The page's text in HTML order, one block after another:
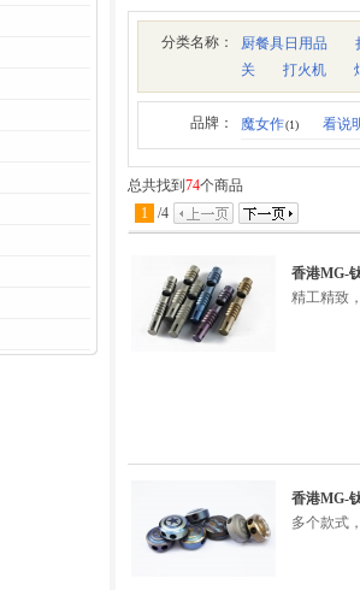
分类名称： 厨餐具日用品
关
打火机
品牌： 魔女作(1) 看说
总共找到 74个商品
1 /4
香港MG-
精工精致
香港MG-
多个款式